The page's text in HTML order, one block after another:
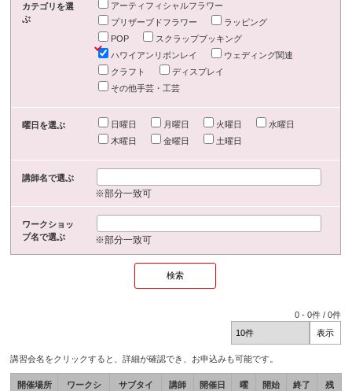
カテゴリを選
ぶ
アーティフィシャルフラワー
プリザーブドフラワー
ラッピング
POP
スクラップブッキング
ハワイアンリボンレイ
ウェディング関連
クラフト
ディスプレイ
その他手芸・工芸
曜日を選ぶ 日曜日 月曜日 火曜日
水曜日
木曜日
金曜日 土曜日
講師名で選ぶ
※部分一致可
ワークショッ
プ名で選ぶ
※部分一致可
0 -0件 /0件
講習会名をクリックすると、詳細が確認でき、お申込みも可能です。
開催場所
ワークシ
サブタイ
講師
開催日
曜
開始
終了
残